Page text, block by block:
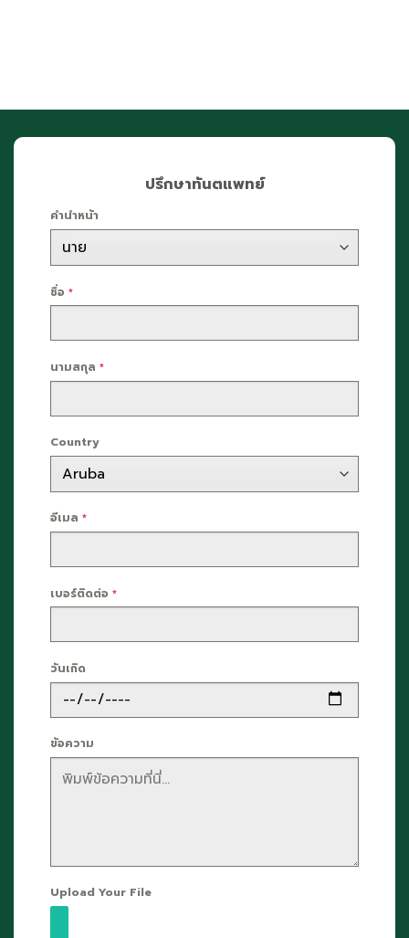
ปรึกษาทันตแพทย์
คำนำหน้า
ชื่อ *
นามสกุล *
Country
อีเมล *
เบอร์ติดต่อ *
วันเกิด
ข้อความ
Upload Your File